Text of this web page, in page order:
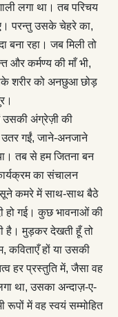
लगा था। तब परिचय
परन्तु उसके चेहरे का,
बना रहा। जब मिली तो
और कर्मण्य की माँ भी,
शरीर को अनछुआ छोड़
उसकी अंग्रेज़ी की
गईं, जाने-अनजाने
तब से हम जितना बन
का संचालन
सूने कमरे में साथ-साथ बैठे
हो गई। कुछ भावनाओं की
है। मुड़कर देखती हूँ तो
कविताएँ हों या उसकी
हर प्रस्तुति में, जैसा वह
था, उसका अन्दाज़-ए-
में वह स्वयं सम्मोहित